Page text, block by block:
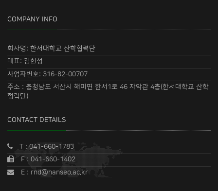
COMPANY INFO
회사명: 한서대학교 산학협력단
대표: 김현성
사업자번호: 316-82-00707
주소 : 충청남도 서산시 해미면 한서1로 46 자악관 4층(한서대학교 산학
협력단)
CONTACT DETAILS
T : 041-660-1783
F : 041-660-1402
E : rnd@hanseo.ac.kr